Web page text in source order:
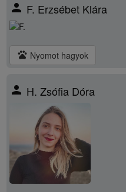
person F. Erzsébet Klára
pets Nyomot hagyok
person H. Zsófia Dóra